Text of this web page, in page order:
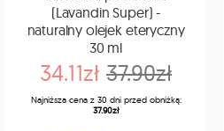
(Lavandin Super) -
naturalny olejek eteryczny
30 ml
34.11zł 37.90zł
Najniższa cena z 30 dni przed obniżką:
37.90zł